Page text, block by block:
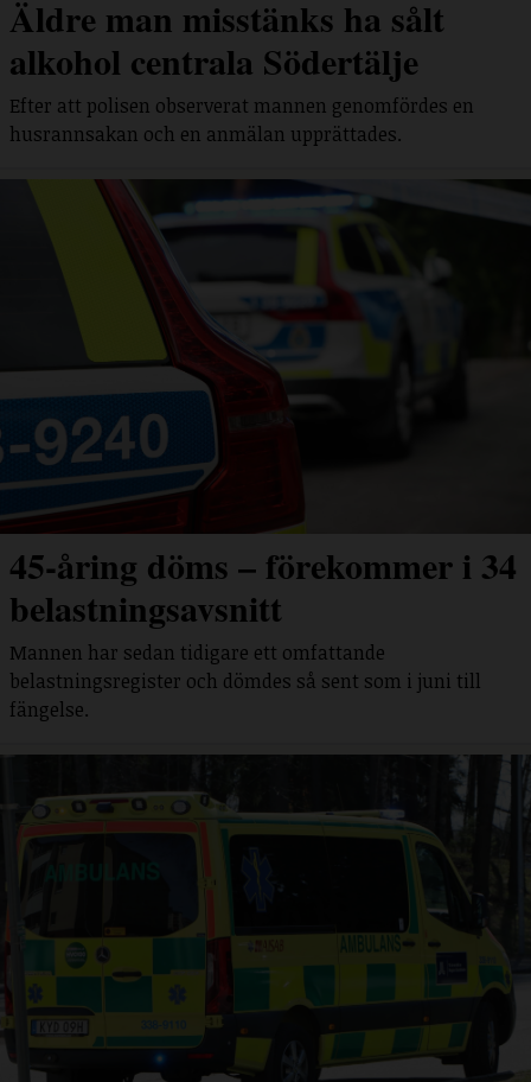
Äldre man misstänks ha sålt
alkohol centrala Södertälje
Efter att polisen observerat mannen genomfördes en
husrannsakan och en anmälan upprättades.
45-åring döms – förekommer i 34
belastningsavsnitt
Mannen har sedan tidigare ett omfattande
belastningsregister och dömdes så sent som i juni till
fängelse.